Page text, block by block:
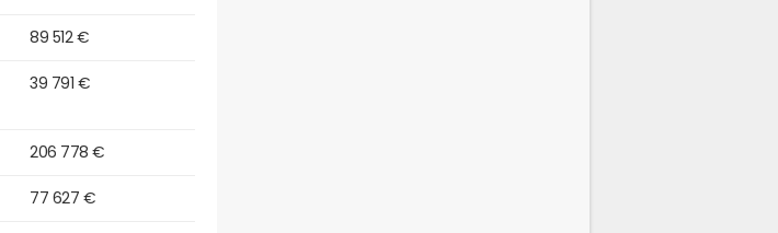
89 512 €
39 791 €
206 778 €
77 627 €